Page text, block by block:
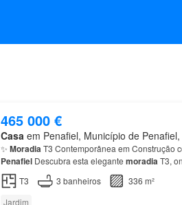
465 000 €
Casaem Penafiel, Município de
✨ MoradiaT3 Contemporânea em Construção
PenafielDescubra esta elegante moradiaT3,
social em open space integra harmoniosamente
T3 3 banheiros
336 m²
Jardim